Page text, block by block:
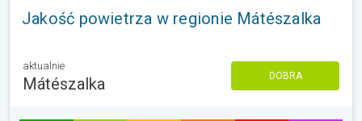
Jakość powietrza w regionie Mátészalka
aktualnie
Mátészalka DOBRA